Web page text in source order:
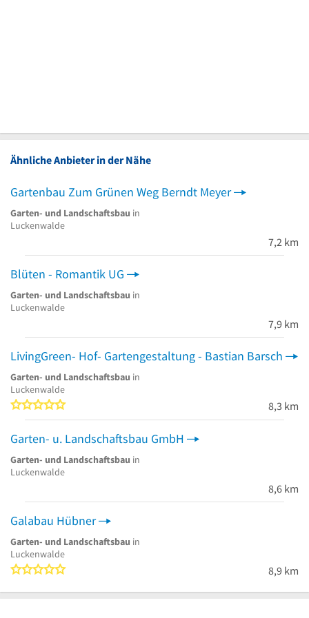
Ähnliche Anbieter in der Nähe
Gartenbau Zum Grünen Weg Berndt Meyer
Garten- und Landschaftsbau in
Luckenwalde
7,2 km
Blüten - Romantik UG
Garten- und Landschaftsbau in
Luckenwalde
7,9 km
LivingGreen- Hof- Gartengestaltung - Bastian Barsch
Garten- und Landschaftsbau in
Luckenwalde
8,3 km
Garten- u. Landschaftsbau GmbH
Garten- und Landschaftsbau in
Luckenwalde
8,6 km
Galabau Hübner
Garten- und Landschaftsbau in
Luckenwalde
8,9 km